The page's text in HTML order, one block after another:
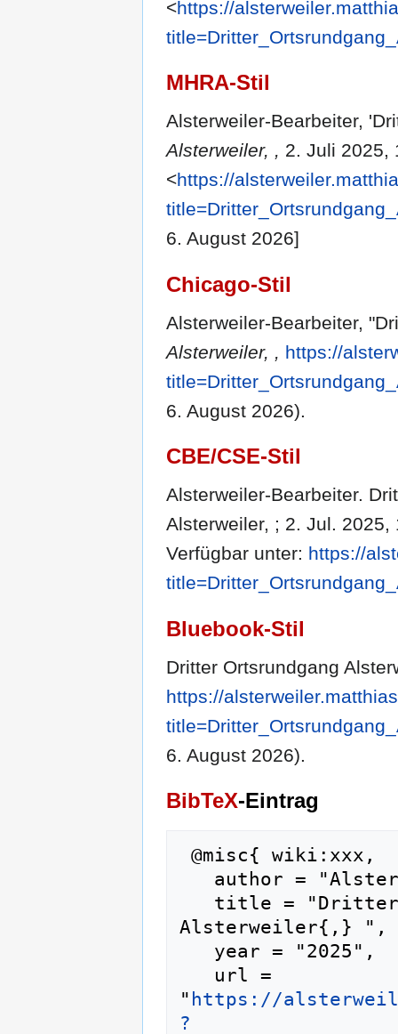
<https://
MHRA-Stil
Alsterweiler-Bearbeiter,
Alsterweiler, , 2. Juli 2025,
<https://
6. August 2026]
Chicago-Stil
Alsterweiler-Bearbeiter,
Alsterweiler, , https://
6. August 2026).
CBE/CSE-Stil
Alsterweiler-Bearbeiter.
Alsterweiler, ; 2. Jul.
Verfügbar unter: https://
Bluebook-Stil
Dritter Ortsrundgang
https://
6. August 2026).
BibTeX-Eintrag
Alsterweiler{,} ",
" https://
?